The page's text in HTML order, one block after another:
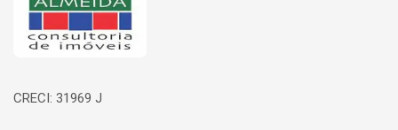
CRECI: 31969 J